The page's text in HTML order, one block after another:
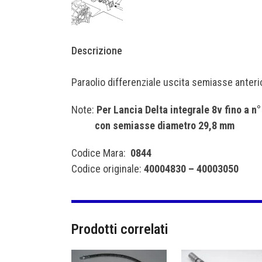
Descrizione
Paraolio differenziale uscita semiasse
Note: Per Lancia Delta integrale 8v fino a
con semiasse diametro 29,8 mm
Codice Mara: 0844
Codice originale: 40004830 – 40003050
Prodotti correlati